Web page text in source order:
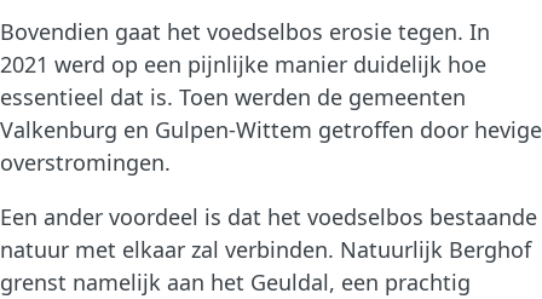
Bovendien gaat het voedselbos erosie tegen. In
2021 werd op een pijnlijke manier duidelijk hoe
essentieel dat is. Toen werden de gemeenten
Valkenburg en Gulpen-Wittem getroffen door hevige
overstromingen.
Een ander voordeel is dat het voedselbos bestaande
natuur met elkaar zal verbinden. Natuurlijk Berghof
grenst namelijk aan het Geuldal, een prachtig